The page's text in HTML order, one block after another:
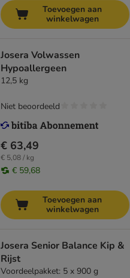
Toevoegen aan
winkelwagen
Josera Volwassen
Hypoallergeen
12,5 kg
€ 63,49
€ 5,08 / kg
€ 59,68
Niet beoordeeld
Toevoegen aan
winkelwagen
Josera Senior Balance Kip &
Rijst
Voordeelpakket: 5 x 900 g